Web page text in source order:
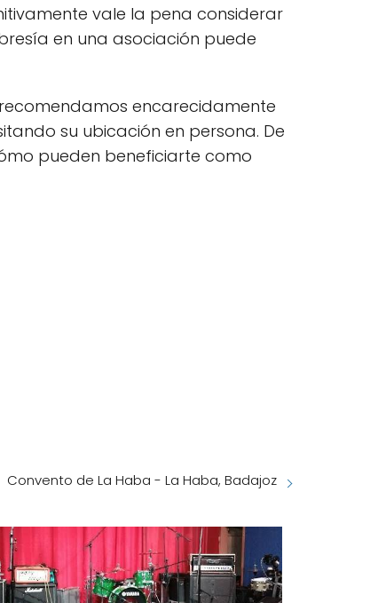
vale la pena considerar
en una asociación puede
encarecidamente
su ubicación en persona. De
pueden beneficiarte como
Convento de La Haba - La Haba, Badajoz